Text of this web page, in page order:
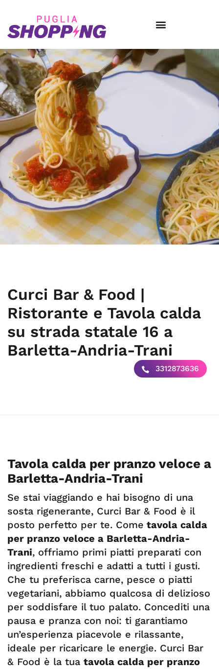
Curci Bar & Food |
Ristorante e Tavola calda
su strada statale 16 a
Barletta-Andria-Trani
3312873636
Tavola calda per pranzo veloce a
Barletta-Andria-Trani
Se stai viaggiando e hai bisogno di una
sosta rigenerante, Curci Bar & Food è il
posto perfetto per te. Come tavola calda
per pranzo veloce a Barletta-Andria-
Trani, offriamo primi piatti preparati con
ingredienti freschi e adatti a tutti i gusti.
Che tu preferisca carne, pesce o piatti
vegetariani, abbiamo qualcosa di delizioso
per soddisfare il tuo palato. Concediti una
pausa e pranza con noi: ti garantiamo
un’esperienza piacevole e rilassante,
ideale per ricaricare le energie. Curci Bar
& Food è la tua tavola calda per pranzo